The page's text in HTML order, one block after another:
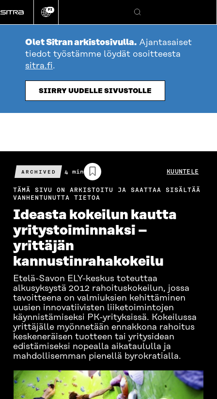
suoraan
sisältöön
Vaihda
kieli
FI
Hae
Olet Sitran arkistosivulla. Ajantasaiset
tiedot työstämme löydät osoitteesta
sitra.fi.
SIIRRY UUDELLE SIVUSTOLLE
ARCHIVED
Arvioitu
lukuaika
4 min KUUNTELE
TÄMÄ SIVU ON ARKISTOITU JA SAATTAA SISÄLTÄÄ
VANHENTUNUTTA TIETOA
Ideasta kokeilun kautta
yritystoiminnaksi –
yrittäjän
kannustinrahakokeilu
Etelä-Savon ELY-keskus toteuttaa
alkusyksystä 2012 rahoituskokeilun, jossa
tavoitteena on valmiuksien kehittäminen
uusien innovatiivisten liiketoimintojen
käynnistämiseksi PK-yrityksissä. Kokeilussa
yrittäjälle myönnetään ennakkona rahoitus
keskeneräisen tuotteen tai yritysidean
edistämiseksi nopealla aikataululla ja
mahdollisemman pienellä byrokratialla.